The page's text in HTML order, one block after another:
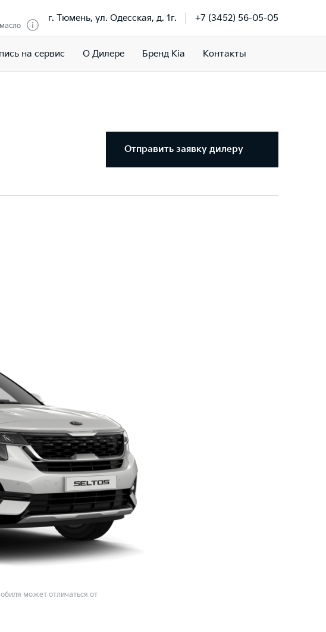
г. Тюмень, ул. Одесская, д. 1г. +7 (3452) 56-05-05
на сервис О Дилере Бренд Kia Контакты
Отправить заявку дилеру
может отличаться от